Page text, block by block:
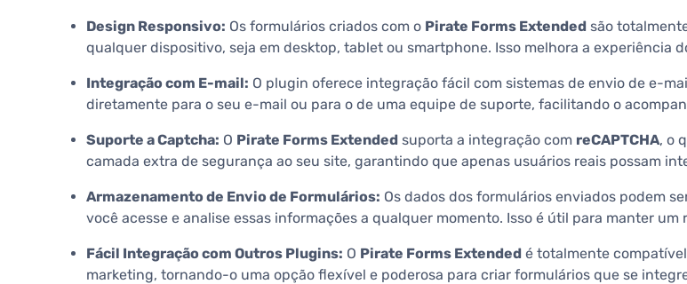
Design Responsivo: Os formulários criados com o Pirate Forms Extended são
qualquer dispositivo, seja em desktop, tablet ou smartphone. Isso melhora a experiência
Integração com E-mail: O plugin oferece integração fácil com sistemas de envio de e-
diretamente para o seu e-mail ou para o de uma equipe de suporte, facilitando o
Suporte a Captcha: O Pirate Forms Extended suporta a integração com reCAPTCHA, o
camada extra de segurança ao seu site, garantindo que apenas usuários reais possam
Armazenamento de Envio de Formulários: Os dados dos formulários enviados podem
você acesse e analise essas informações a qualquer momento. Isso é útil para manter
Fácil Integração com Outros Plugins: O Pirate Forms Extended é totalmente
marketing, tornando-o uma opção flexível e poderosa para criar formulários que se